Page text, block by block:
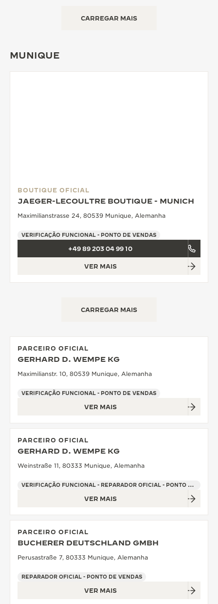
CARREGAR MAIS
MUNIQUE
BOUTIQUE OFICIAL
JAEGER-LECOULTRE BOUTIQUE - MUNICH
Maximilianstrasse 24, 80539 Munique, Alemanha
VERIFICAÇÃO FUNCIONAL - PONTO DE VENDAS
+49 89 203 04 99 10
VER MAIS
CARREGAR MAIS
PARCEIRO OFICIAL
GERHARD D. WEMPE KG
Maximilianstr. 10, 80539 Munique, Alemanha
VERIFICAÇÃO FUNCIONAL - PONTO DE VENDAS
VER MAIS
PARCEIRO OFICIAL
GERHARD D. WEMPE KG
Weinstraße 11, 80333 Munique, Alemanha
VERIFICAÇÃO FUNCIONAL - REPARADOR OFICIAL - PONTO DE VENDAS
VER MAIS
PARCEIRO OFICIAL
BUCHERER DEUTSCHLAND GMBH
Perusastraße 7, 80333 Munique, Alemanha
REPARADOR OFICIAL - PONTO DE VENDAS
VER MAIS